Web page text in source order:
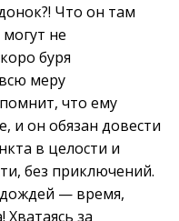
Что он там
не
буря
меру
что ему
и он обязан довести
в целости и
без приключений.
дождей — время,
Хватаясь за